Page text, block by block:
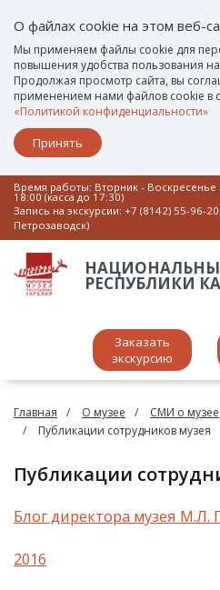
О файлах cookie на этом веб-
Мы применяем файлы cookie для
повышения удобства пользования
Продолжая просмотр сайта, вы
применением нами файлов cookie в
«Политикой конфиденциальности»
Принять
Время работы: Вторник - Воскресенье
18:00 (касса до 17:30)
Запись на экскурсии: +7 (8142) 55-96-20
Петрозаводск)
РЕСПУБЛИКИ
Заказать
экскурсию
Главная О музее
СМИ о музее
Публикации сотрудников музея
Публикации
Блог директора музея М.Л.
2016